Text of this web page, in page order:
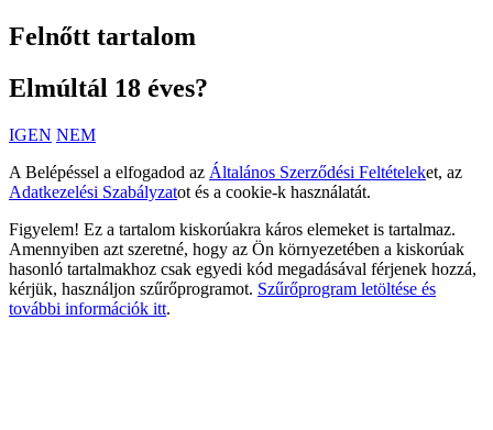
Felnőtt tartalom
Elmúltál 18 éves?
IGEN NEM
A Belépéssel a elfogadod az Általános Szerződési Feltételeket, az
Adatkezelési Szabályzatot és a cookie-k használatát.
Figyelem! Ez a tartalom kiskorúakra káros elemeket is tartalmaz.
Amennyiben azt szeretné, hogy az Ön környezetében a kiskorúak
hasonló tartalmakhoz csak egyedi kód megadásával férjenek hozzá,
kérjük, használjon szűrőprogramot. Szűrőprogram letöltése és
további információk itt.